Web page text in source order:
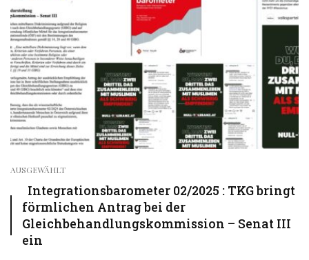
AUSGEWÄHLT
Integrationsbarometer 02/2025 : TKG bringt
förmlichen Antrag bei der
Gleichbehandlungskommission – Senat III
ein